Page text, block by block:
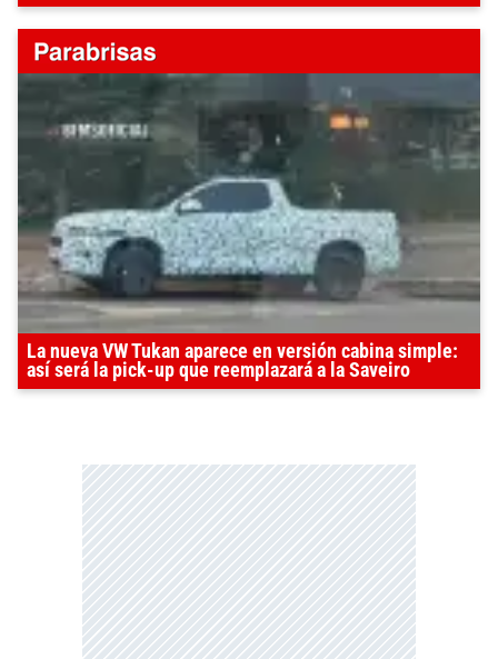
La nueva VW Tukan aparece en versión cabina simple:
así será la pick-up que reemplazará a la Saveiro